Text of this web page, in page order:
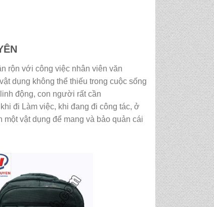
rộn với công việc nhân viên văn
dụng không thể thiếu trong cuộc sống
động, con người rất cần
đi Làm việc, khi đang đi công tác, ở
vật dụng để mang và bảo quản cái